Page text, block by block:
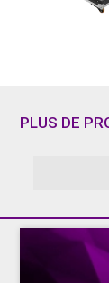
Rapport de
Couleurs
Puissance de
Mode de
Fréquence
PLUS DE